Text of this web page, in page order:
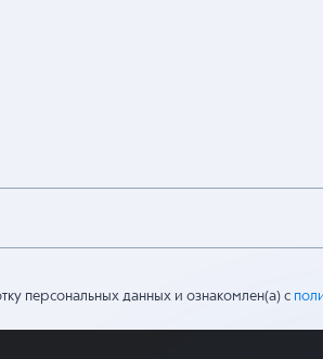
персональных данных и ознакомлен(а) с